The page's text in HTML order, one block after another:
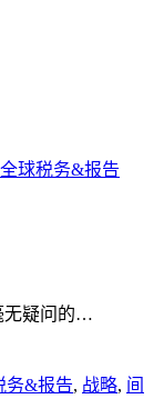
全球税务&报告
无疑问的…
务&报告, 战略, 间